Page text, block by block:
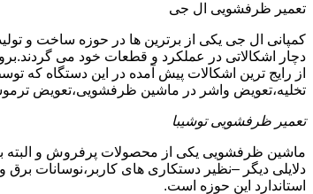
تعمیر ظرفشویی ال جی
کمپانی ال جی یکی از برترین ها در حوزه ساخت و
دچار اشکالاتی در عملکرد و قطعات خود می
از رایج ترین اشکالات پیش آمده در این دستگاه
تخلیه،تعویض واشر در ماشین ظرفشویی،تعویض
تعمیر ظرفشویی توشیبا
ماشین ظرفشویی یکی از محصولات پرفروش و البته
دلایلی دیگر –نظیر دستکاری های کاربر،نوسانات
استاندارد این حوزه است.